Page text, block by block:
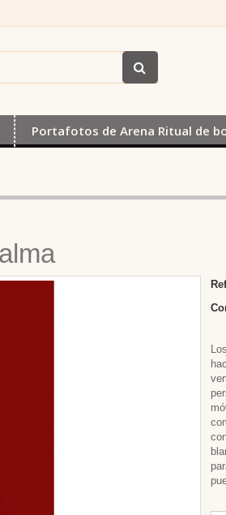
Portafotos de Arena Ritual de